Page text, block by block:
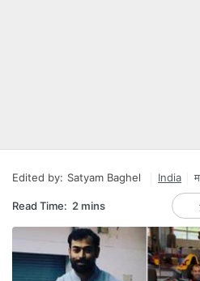
Edited by: Satyam Baghel India
Read Time: 2 mins